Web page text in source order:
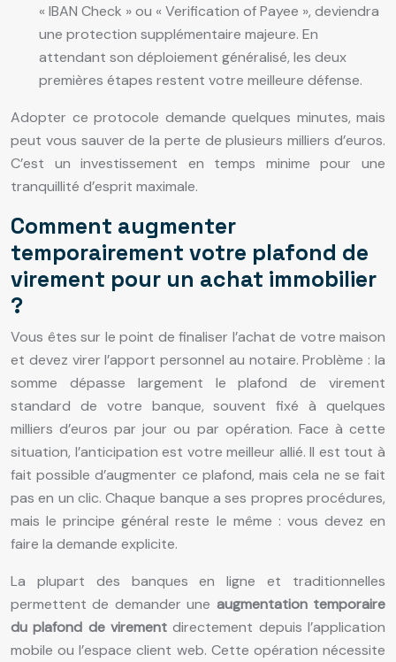
« IBAN Check » ou « Verification of Payee », deviendra
une protection supplémentaire majeure. En
attendant son déploiement généralisé, les deux
premières étapes restent votre meilleure défense.
Adopter ce protocole demande quelques minutes, mais
peut vous sauver de la perte de plusieurs milliers d’euros.
C’est un investissement en temps minime pour une
tranquillité d’esprit maximale.
Comment augmenter
temporairement votre plafond de
virement pour un achat immobilier
?
Vous êtes sur le point de finaliser l’achat de votre maison
et devez virer l’apport personnel au notaire. Problème : la
somme dépasse largement le plafond de virement
standard de votre banque, souvent fixé à quelques
milliers d’euros par jour ou par opération. Face à cette
situation, l’anticipation est votre meilleur allié. Il est tout à
fait possible d’augmenter ce plafond, mais cela ne se fait
pas en un clic. Chaque banque a ses propres procédures,
mais le principe général reste le même : vous devez en
faire la demande explicite.
La plupart des banques en ligne et traditionnelles
permettent de demander une augmentation temporaire
du plafond de virement directement depuis l’application
mobile ou l’espace client web. Cette opération nécessite